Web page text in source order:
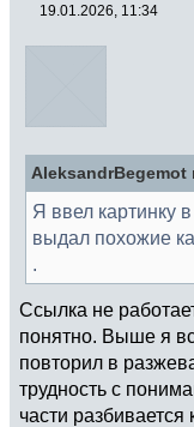
19.01.2026, 11:34
AleksandrBegemot
Я ввел картинку
выдал похожие
.
Ссылка не
понятно. Выше я
повторил в
трудность с
части разбивается